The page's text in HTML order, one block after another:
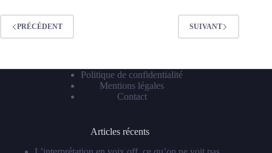
PRÉCÉDENT SUIVANT
Politique de confidentialité
Mentions légales
Contact
Articles récents